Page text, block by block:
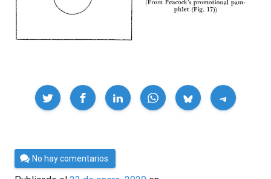
Compartir
Por
César
No hay comentarios